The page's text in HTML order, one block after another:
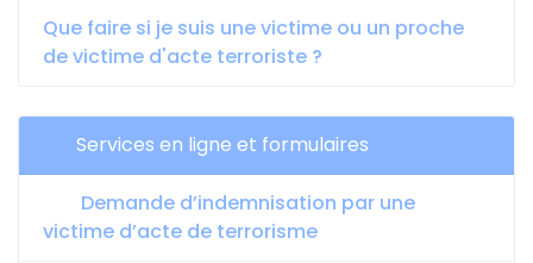
Que faire si je suis une victime ou un proche
de victime d'acte terroriste ?
Services en ligne et formulaires
Demande d’indemnisation par une
victime d’acte de terrorisme